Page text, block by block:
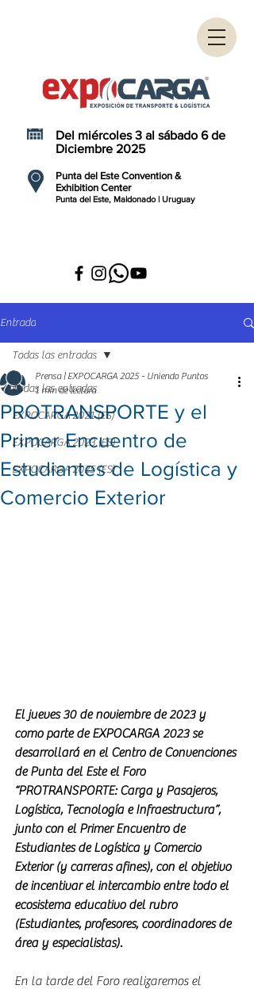
Punta del Este Convention &
Exhibition Center
Punta del Este, Maldonado | Uruguay
Del miércoles 3 al sábado 6 de
Diciembre 2025
Entrada
Todas las entradas
EXPOCARGA 2021 (ES)
EXPOCARGA 2023 (ES)
EXPOCARGA 2025 (ES)
Todas las entradas
PROTRANSPORTE y el
Primer Encuentro de
Estudiantes de Logística y
Comercio Exterior
Prensa | EXPOCARGA 2025 - Uniendo Puntos
1 min de lectura
El jueves 30 de noviembre de 2023 y
como parte de EXPOCARGA 2023 se
desarrollará en el Centro de Convenciones
de Punta del Este el Foro
“PROTRANSPORTE: Carga y Pasajeros,
Logística, Tecnología e Infraestructura”,
junto con el Primer Encuentro de
Estudiantes de Logística y Comercio
Exterior (y carreras afines), con el objetivo
de incentivar el intercambio entre todo el
ecosistema educativo del rubro
(Estudiantes, profesores, coordinadores de
área y especialistas).
En la tarde del Foro realizaremos el